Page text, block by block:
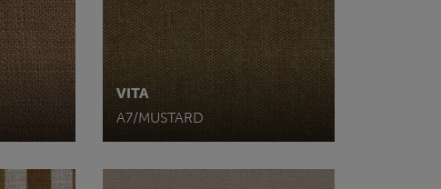
VITA
A7/MUSTARD